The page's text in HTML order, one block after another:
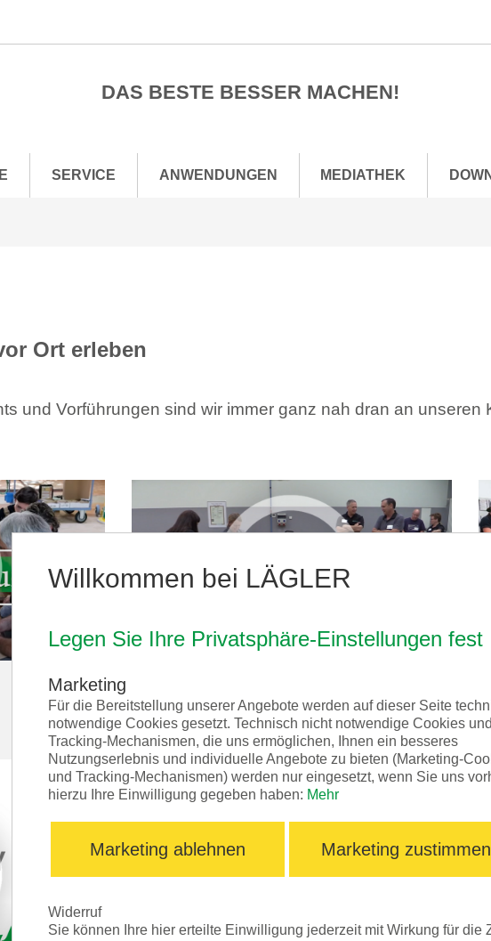
DAS BESTE BESSER MACHEN!
SERVICE ANWENDUNGEN MEDIATHEK
Ort erleben
und Vorführungen sind wir immer ganz nah dran an
Nordamerika
Willkommen bei LÄGLER
Legen Sie Ihre Privatsphäre-Einstellungen fest
Marketing
Für die Bereitstellung unserer Angebote werden auf dieser Seite
notwendige Cookies gesetzt. Technisch nicht notwendige Cookies und
Tracking-Mechanismen, die uns ermöglichen, Ihnen ein besseres
Nutzungserlebnis und individuelle Angebote zu bieten (Marketing-
und Tracking-Mechanismen) werden nur eingesetzt, wenn Sie uns
hierzu Ihre Einwilligung gegeben haben: Mehr
Marketing ablehnen Marketing zustimmen
Widerruf
Sie können Ihre hier erteilte Einwilligung jederzeit mit Wirkung für die